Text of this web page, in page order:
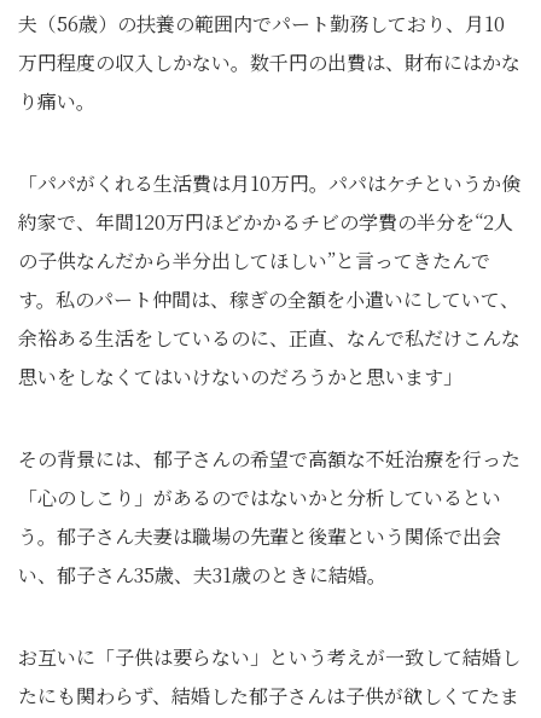
夫（56歳）の扶養の範囲内でパート勤務しており、月10
万円程度の収入しかない。数千円の出費は、財布にはかな
り痛い。
「パパがくれる生活費は月10万円。パパはケチというか倹
約家で、年間120万円ほどかかるチビの学費の半分を“2人
の子供なんだから半分出してほしい”と言ってきたんで
す。私のパート仲間は、稼ぎの全額を小遣いにしていて、
余裕ある生活をしているのに、正直、なんで私だけこんな
思いをしなくてはいけないのだろうかと思います」
その背景には、郁子さんの希望で高額な不妊治療を行った
「心のしこり」があるのではないかと分析しているとい
う。郁子さん夫妻は職場の先輩と後輩という関係で出会
い、郁子さん35歳、夫31歳のときに結婚。
お互いに「子供は要らない」という考えが一致して結婚し
たにも関わらず、結婚した郁子さんは子供が欲しくてたま